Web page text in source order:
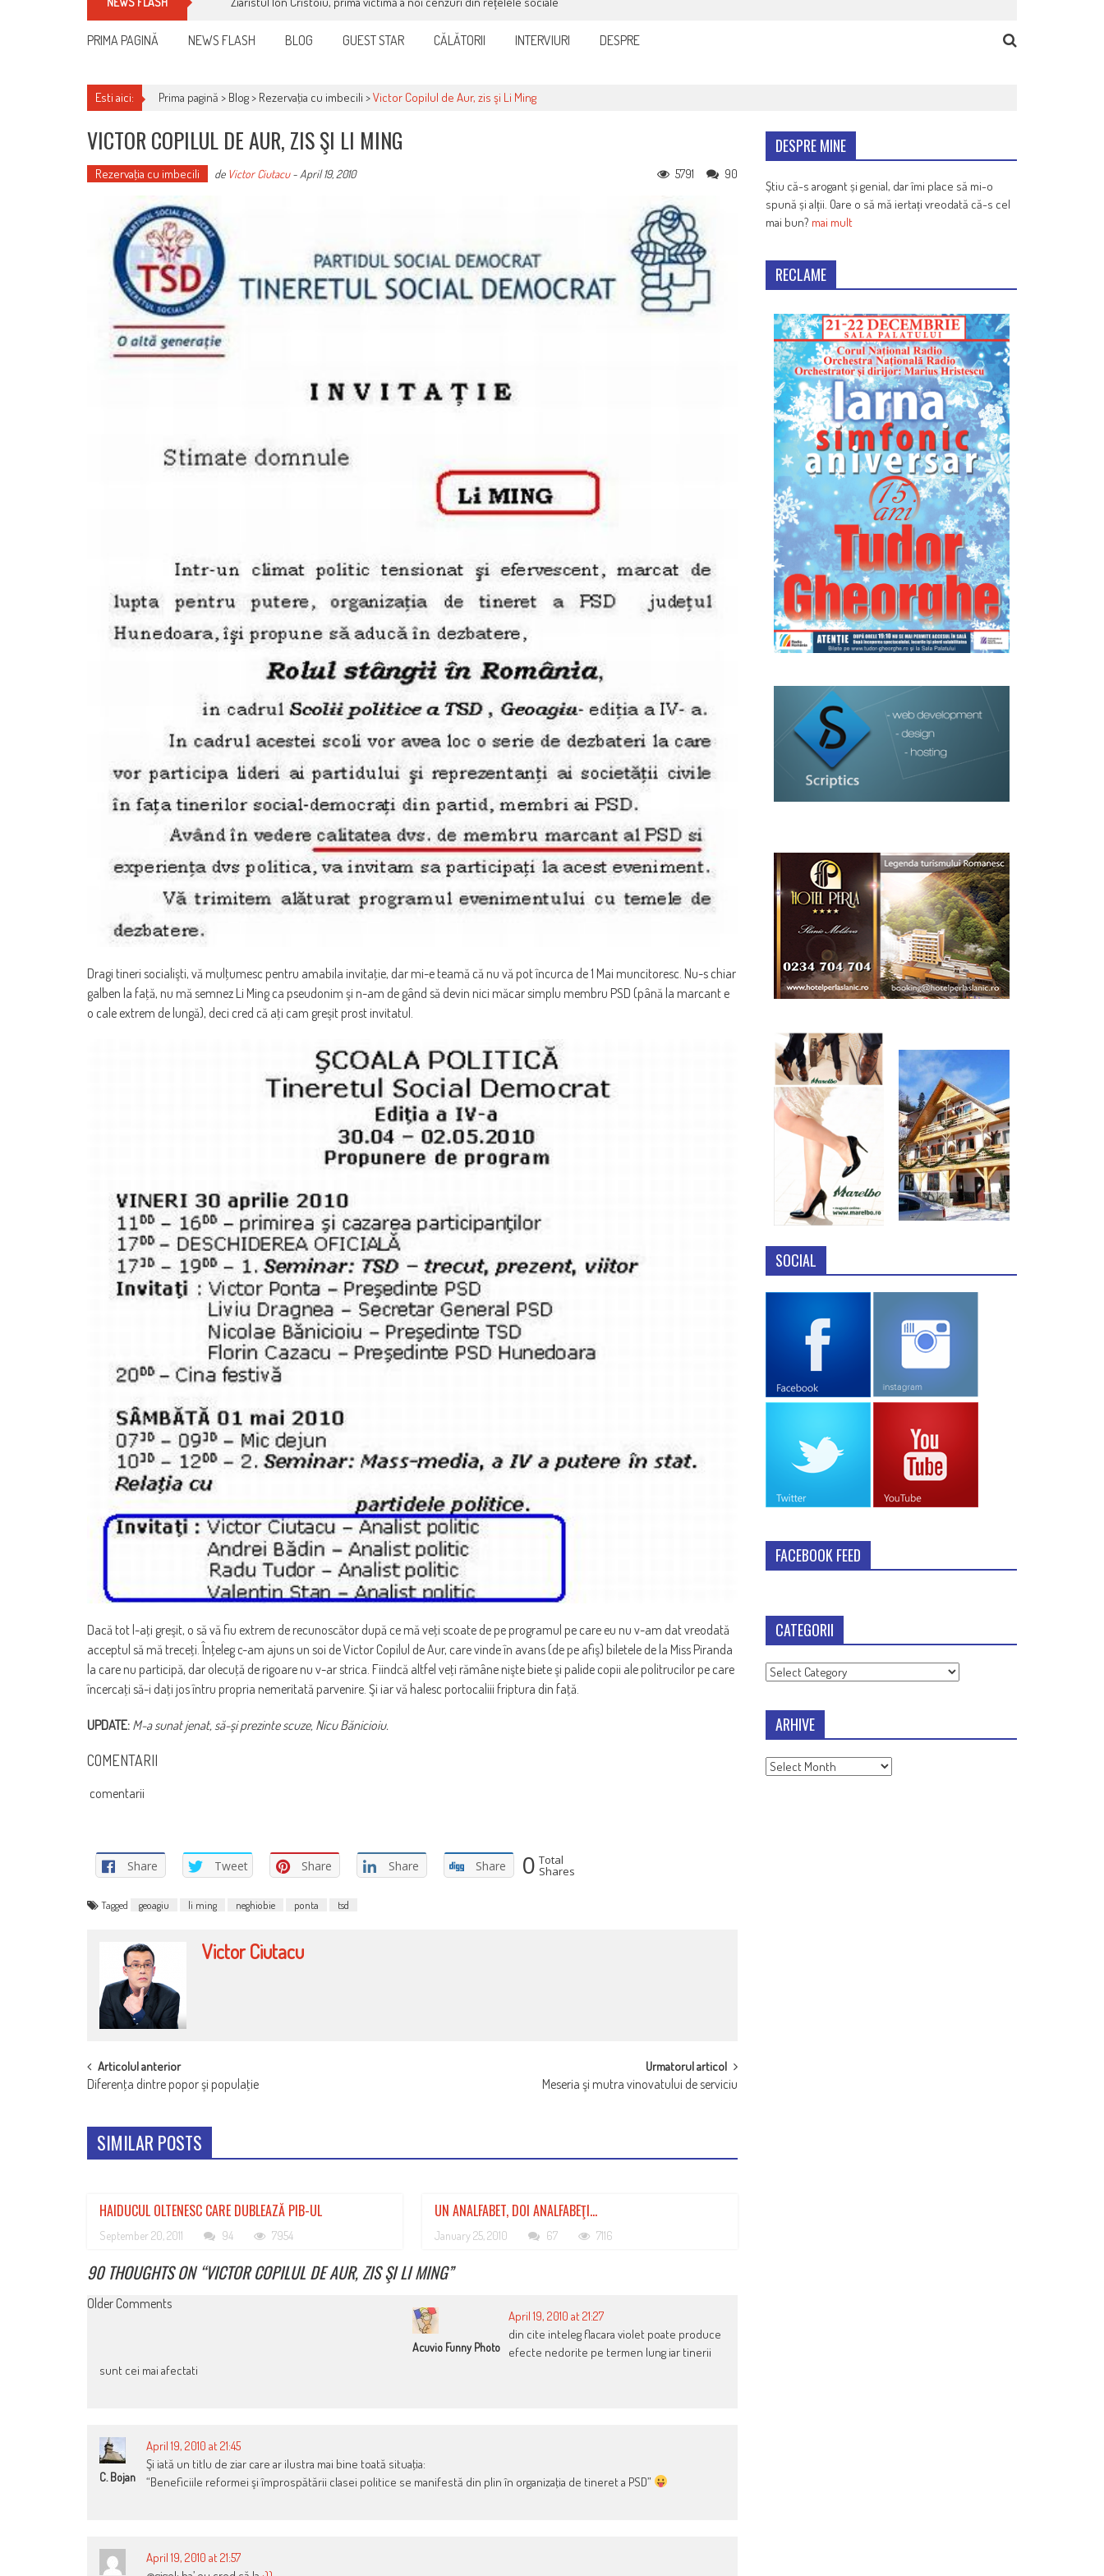
PRIMA PAGINĂ NEWS FLASH BLOG GUEST STAR CĂLĂTORII INTERVIURI DESPRE
Esti aici: Prima pagină > Blog> Rezervaţia cu imbecili >Victor Copilul de Aur, zis şi Li Ming
VICTOR COPILUL DE AUR, ZIS ŞI LI MING
Rezervaţia cu imbecili de Victor Ciutacu- April 19, 2010 90
5791
Dragi tineri socialişti, vă mulţumesc pentru amabila invitaţie, dar mi-e teamă că nu vă pot încurca de 1 Mai muncitoresc. Nu-s chiar
galben la faţă, nu mă semnez Li Ming ca pseudonim şi n-am de gând să devin nici măcar simplu membru PSD (până la marcant e
o cale extrem de lungă), deci cred că aţi cam greşit prost invitatul.
Dacă tot l-aţi greşit, o să vă fiu extrem de recunoscător după ce mă veţi scoate de pe programul pe care eu nu v-am dat vreodată
acceptul să mă treceţi. Înţeleg c-am ajuns un soi de Victor Copilul de Aur, care vinde în avans (de pe afiş) biletele de la Miss Piranda
la care nu participă, dar olecuţă de rigoare nu v-ar strica. Fiindcă altfel veţi rămâne nişte biete şi palide copii ale politrucilor pe care
încercaţi să-i daţi jos întru propria nemeritată parvenire. Şi iar vă halesc portocaliii friptura din faţă.
UPDATE: M-a sunat jenat, să-şi prezinte scuze, Nicu Bănicioiu.
COMENTARII
comentarii
Share Tweet Share Share Share 0 Total
Shares
Tagged geoagiu li ming neghiobie ponta tsd
Victor Ciutacu
POST
NAVIGATION
Articolul anterior
Diferenţa dintre popor şi populaţie
Urmatorul articol
Meseria şi mutra vinovatului de serviciu
SIMILAR POSTS
HAIDUCUL OLTENESC CARE DUBLEAZĂ PIB-UL
September 20, 2011 94 7954
UN ANALFABET, DOI ANALFABEŢI…
January 25, 2010 67 7116
90 THOUGHTS ON “VICTOR COPILUL DE AUR, ZIS ŞI LI MING”
COMMENT
Older Comments
Acuvio Funny Photo
April 19, 2010 at 21:27
din cite inteleg flacara violet poate produce
efecte nedorite pe termen lung iar tinerii
sunt cei mai afectati
C. Bojan
April 19, 2010 at 21:45
Şi iată un titlu de ziar care ar ilustra mai bine toată situaţia:
“Beneficiile reformei şi împrospătării clasei politice se manifestă din plin în organizaţia de tineret a PSD”
April 19, 2010 at 21:57
DESPRE MINE
Știu că-s arogant și genial, dar îmi place să mi-o
spună și alții. Oare o să mă iertați vreodată că-s cel
mai bun? mai mult
RECLAME
SOCIAL
FACEBOOK FEED
CATEGORII
Categorii
ARHIVE
Arhive